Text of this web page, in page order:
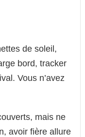
de soleil,
bord, tracker
Vous n’avez
mais ne
avoir fière allure